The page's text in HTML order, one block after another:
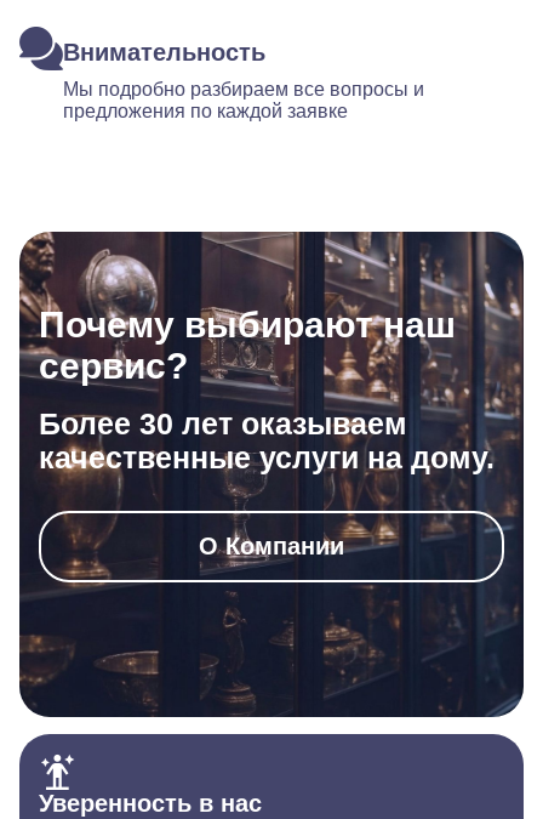
Внимательность
Мы подробно разбираем все вопросы и
предложения по каждой заявке
Почему выбирают наш
сервис?
Более 30 лет оказываем
качественные услуги на дому.
О Компании
Уверенность в нас